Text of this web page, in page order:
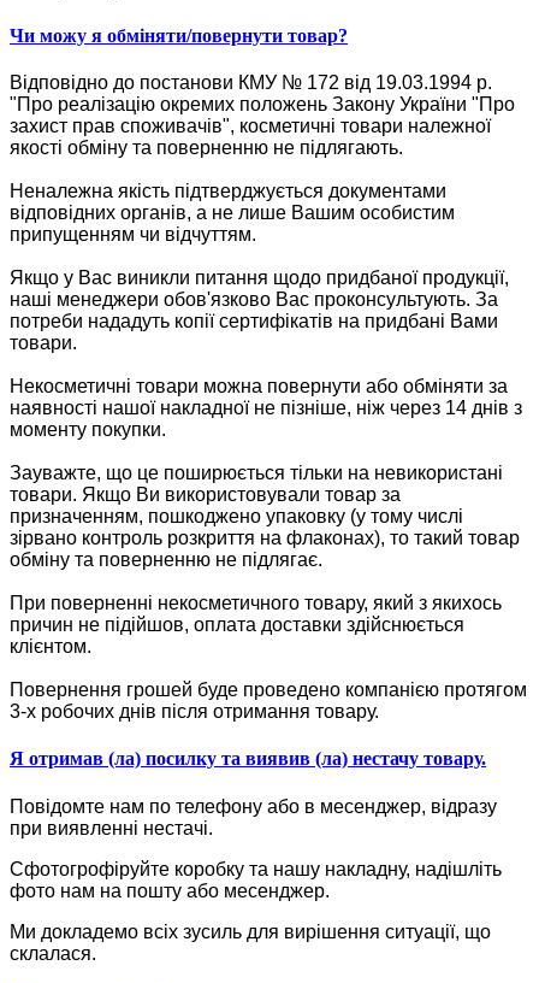
Чи можу я обміняти/повернути товар?
Відповідно до постанови КМУ № 172 від 19.03.1994 р.
"Про реалізацію окремих положень Закону України "Про
захист прав споживачів", косметичні товари належної
якості обміну та поверненню не підлягають.
Неналежна якість підтверджується документами
відповідних органів, а не лише Вашим особистим
припущенням чи відчуттям.
Якщо у Вас виникли питання щодо придбаної продукції,
наші менеджери обов'язково Вас проконсультують. За
потреби нададуть копії сертифікатів на придбані Вами
товари.
Некосметичні товари можна повернути або обміняти за
наявності нашої накладної не пізніше, ніж через 14 днів з
моменту покупки.
Зауважте, що це поширюється тільки на невикористані
товари. Якщо Ви використовували товар за
призначенням, пошкоджено упаковку (у тому числі
зірвано контроль розкриття на флаконах), то такий товар
обміну та поверненню не підлягає.
При поверненні некосметичного товару, який з якихось
причин не підійшов, оплата доставки здійснюється
клієнтом.
Повернення грошей буде проведено компанією протягом
3-х робочих днів після отримання товару.
Я отримав (ла) посилку та виявив (ла) нестачу товару.
Повідомте нам по телефону або в месенджер, відразу
при виявленні нестачі.
Сфотогрофіруйте коробку та нашу накладну, надішліть
фото нам на пошту або месенджер.
Ми докладемо всіх зусиль для вирішення ситуації, що
склалася.